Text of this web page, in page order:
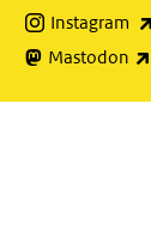
Instagram
Mastodon